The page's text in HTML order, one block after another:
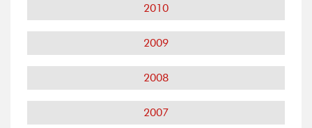
2010
2009
2008
2007